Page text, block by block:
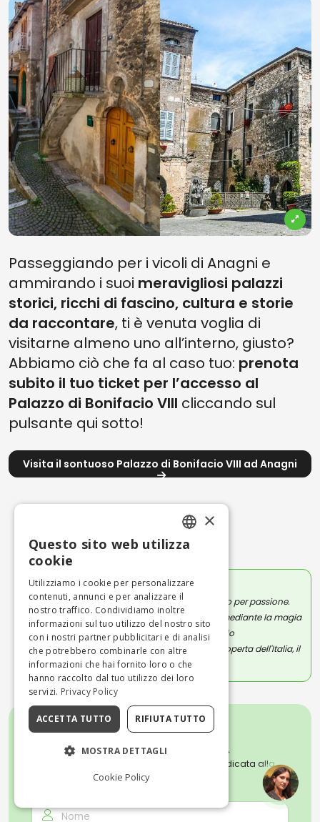
Passeggiando per i vicoli di Anagni e
ammirando i suoi meravigliosi palazzi
storici, ricchi di fascino, cultura e storie
da raccontare, ti è venuta voglia di
visitarne almeno uno all’interno, giusto?
Abbiamo ciò che fa al caso tuo: prenota
subito il tuo ticket per l’accesso al
Palazzo di Bonifacio VIII cliccando sul
pulsante qui sotto!
Visita il sontuoso Palazzo di Bonifacio VIII ad Anagni
L'autore
Scritto il 14/10/2023
MASSIMILIANO ANTONIO PRIMI
Scrivo per professione, ma soprattutto per passione.
Adoro raccontare emozioni e storie mediante la magia
della scrittura. Con i miei articoli voglio
accompagnarti in un viaggio alla scoperta dell'Italia, il
Paese più incredibile del mondo.
Iscriviti alla nostra Newsletter settimanale dedicata alla
cultura, all'arte e alle tradizioni italiane.
ENGLISH
ITALIAN
×
Questo sito web utilizza
cookie
Utilizziamo i cookie per personalizzare
contenuti, annunci e per analizzare il
nostro traffico. Condividiamo inoltre
informazioni sul tuo utilizzo del nostro sito
con i nostri partner pubblicitari e di analisi
che potrebbero combinarle con altre
informazioni che hai fornito loro o che
hanno raccolto dal tuo utilizzo dei loro
servizi. Privacy Policy
ACCETTA TUTTO RIFIUTA TUTTO
MOSTRA DETTAGLI
Cookie Policy